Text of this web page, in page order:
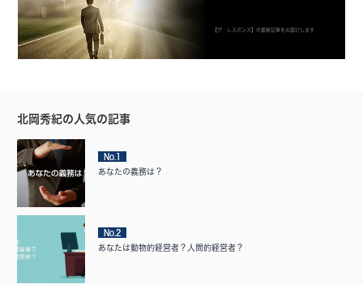
【ザ・レスポンス】の最新記事をお届けします
北岡秀紀の人気の記事
No.1
あなたの義務は？
No.2
あなたは動物的経営者？人間的経営者？